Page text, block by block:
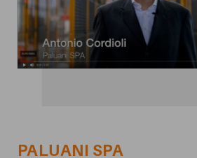
PALUANI SPA